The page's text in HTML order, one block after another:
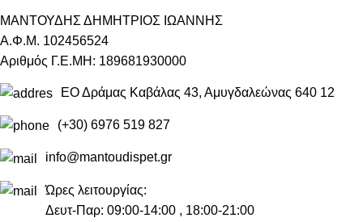
ΜΑΝΤΟΥΔΗΣ ΔΗΜΗΤΡΙΟΣ ΙΩΑΝΝΗΣ
Α.Φ.Μ. 102456524
Αριθμός Γ.Ε.ΜΗ: 189681930000
ΕΟ Δράμας Καβάλας 43, Αμυγδαλεώνας 640 12
(+30) 6976 519 827
info@mantoudispet.gr
Ώρες λειτουργίας:
Δευτ-Παρ: 09:00-14:00 , 18:00-21:00